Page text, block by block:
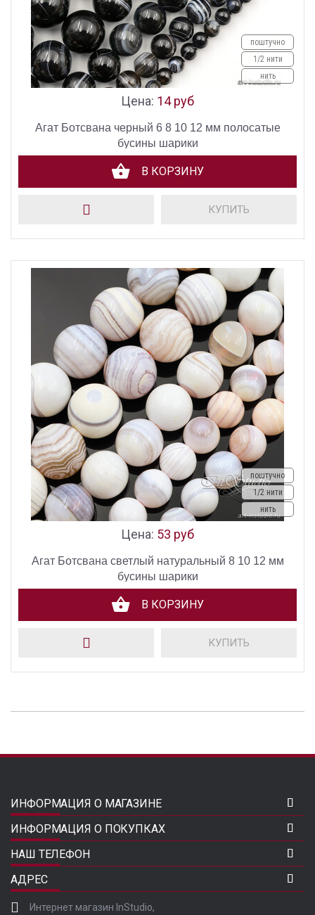
поштучно
1/2 нити
нить
Цена: 14 руб
Агат Ботсвана черный 6 8 10 12 мм полосатые
бусины шарики
В КОРЗИНУ
КУПИТЬ
поштучно
1/2 нити
нить
Цена: 53 руб
Агат Ботсвана светлый натуральный 8 10 12 мм
бусины шарики
В КОРЗИНУ
КУПИТЬ
ИНФОРМАЦИЯ О МАГАЗИНЕ
ИНФОРМАЦИЯ О ПОКУПКАХ
НАШ ТЕЛЕФОН
АДРЕС
Интернет магазин InStudio,